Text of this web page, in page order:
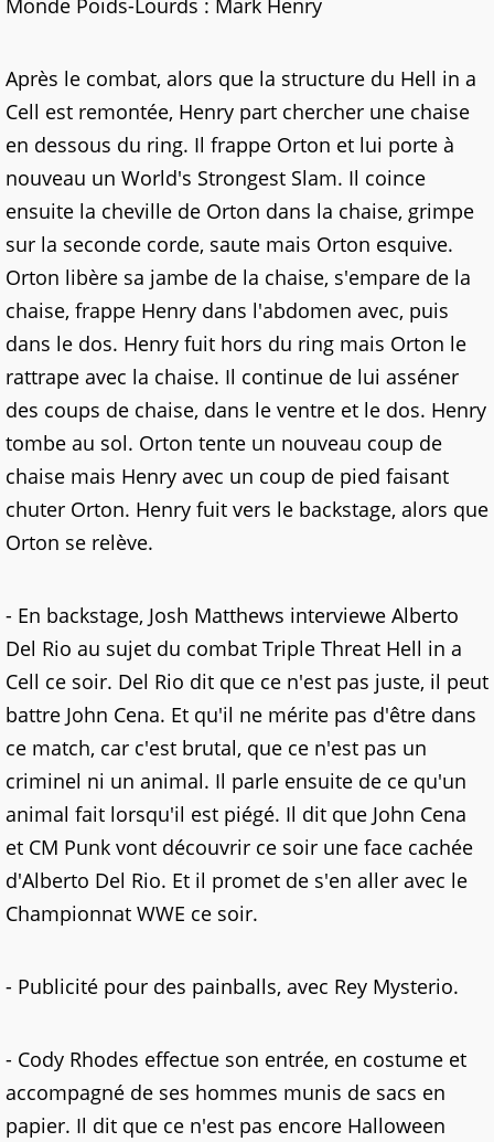
Monde Poids-Lourds : Mark Henry
Après le combat, alors que la structure du Hell in a
Cell est remontée, Henry part chercher une chaise
en dessous du ring. Il frappe Orton et lui porte à
nouveau un World's Strongest Slam. Il coince
ensuite la cheville de Orton dans la chaise, grimpe
sur la seconde corde, saute mais Orton esquive.
Orton libère sa jambe de la chaise, s'empare de la
chaise, frappe Henry dans l'abdomen avec, puis
dans le dos. Henry fuit hors du ring mais Orton le
rattrape avec la chaise. Il continue de lui asséner
des coups de chaise, dans le ventre et le dos. Henry
tombe au sol. Orton tente un nouveau coup de
chaise mais Henry avec un coup de pied faisant
chuter Orton. Henry fuit vers le backstage, alors que
Orton se relève.
- En backstage, Josh Matthews interviewe Alberto
Del Rio au sujet du combat Triple Threat Hell in a
Cell ce soir. Del Rio dit que ce n'est pas juste, il peut
battre John Cena. Et qu'il ne mérite pas d'être dans
ce match, car c'est brutal, que ce n'est pas un
criminel ni un animal. Il parle ensuite de ce qu'un
animal fait lorsqu'il est piégé. Il dit que John Cena
et CM Punk vont découvrir ce soir une face cachée
d'Alberto Del Rio. Et il promet de s'en aller avec le
Championnat WWE ce soir.
- Publicité pour des painballs, avec Rey Mysterio.
- Cody Rhodes effectue son entrée, en costume et
accompagné de ses hommes munis de sacs en
papier. Il dit que ce n'est pas encore Halloween